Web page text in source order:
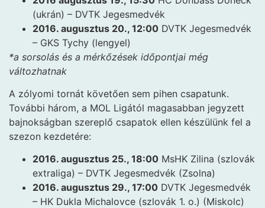
(ukrán) – DVTK Jegesmedvék
2016. augusztus 20., 12:00 DVTK Jegesmedvék
– GKS Tychy (lengyel)
*a sorsolás és a mérkőzések időpontjai még
változhatnak
A zólyomi tornát követően sem pihen csapatunk.
További három, a MOL Ligától magasabban jegyzett
bajnokságban szereplő csapatok ellen készülünk fel a
szezon kezdetére:
2016. augusztus 25., 18:00 MsHK Zilina (szlovák
extraliga) – DVTK Jegesmedvék (Zsolna)
2016. augusztus 29., 17:00 DVTK Jegesmedvék
– HK Dukla Michalovce (szlovák 1. o.) (Miskolc)